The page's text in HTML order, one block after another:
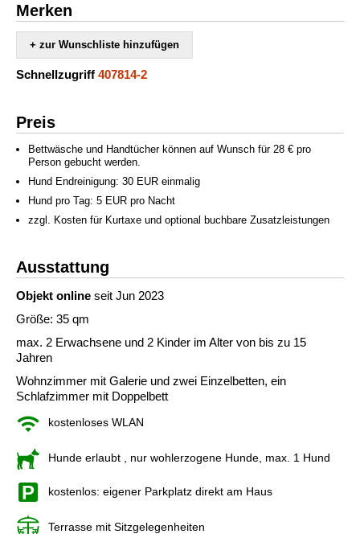
Merken
+ zur Wunschliste hinzufügen
Schnellzugriff 407814-2
Preis
Bettwäsche und Handtücher können auf Wunsch für 28 € pro
Person gebucht werden.
Hund Endreinigung: 30 EUR einmalig
Hund pro Tag: 5 EUR pro Nacht
zzgl. Kosten für Kurtaxe und optional buchbare Zusatzleistungen
Ausstattung
Objekt online seit Jun 2023
Größe: 35 qm
max. 2 Erwachsene und 2 Kinder im Alter von bis zu 15
Jahren
Wohnzimmer mit Galerie und zwei Einzelbetten, ein
Schlafzimmer mit Doppelbett
kostenloses WLAN
Hunde erlaubt , nur wohlerzogene Hunde, max. 1 Hund
kostenlos: eigener Parkplatz direkt am Haus
Terrasse mit Sitzgelegenheiten